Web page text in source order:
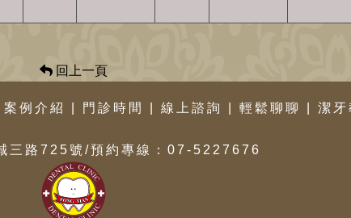
回上一頁
案例介紹 門診時間 線上諮詢 輕鬆聊聊 潔牙
三路725號/預約專線：07-5227676